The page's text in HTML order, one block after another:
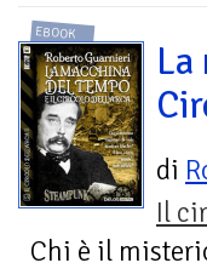
EBOOK
La
di
Il
Chi è il